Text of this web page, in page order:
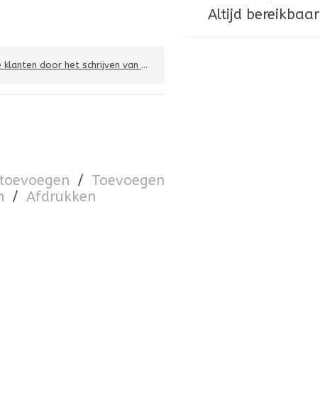
door het schrijven van een review
/ Toevoegen
/ Afdrukken
Altijd bereikbaar